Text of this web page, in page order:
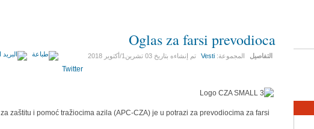
Oglas za farsi prevodioca
التفاصيل المجموعة:Vesti تم إنشاءه بتاريخ03 تشرين1/أكتوير 2018
Twitter
zaštitu i pomoć tražiocima azila (APC-CZA) je u potrazi za prevodiocima za farsi.